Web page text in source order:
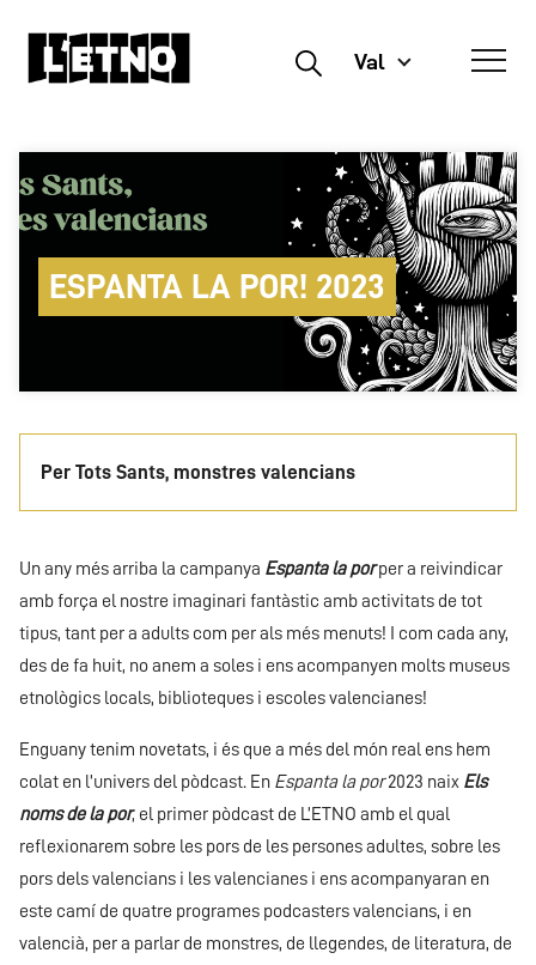
Buscar Val
ESPANTA LA POR! 2023
Per Tots Sants, monstres valencians
Un any més arriba la campanya Espanta la porper a reivindicar
amb força el nostre imaginari fantàstic amb activitats de tot
tipus, tant per a adults com per als més menuts! I com cada any,
des de fa huit, no anem a soles i ens acompanyen molts museus
etnològics locals, biblioteques i escoles valencianes!
Enguany tenim novetats, i és que a més del món real ens hem
colat en l’univers del pòdcast. En Espanta la por2023 naix Els
noms de la por, el primer pòdcast de L’ETNO amb el qual
reflexionarem sobre les pors de les persones adultes, sobre les
pors dels valencians i les valencianes i ens acompanyaran en
este camí de quatre programes podcasters valencians, i en
valencià, per a parlar de monstres, de llegendes, de literatura, de